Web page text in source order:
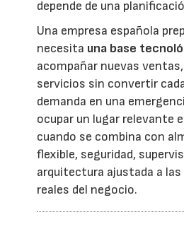
depende de una
Una empresa española
necesita una base
acompañar nuevas
servicios sin convertir
demanda en una
ocupar un lugar relevante
cuando se combina con
flexible, seguridad,
arquitectura ajustada a las
reales del negocio.